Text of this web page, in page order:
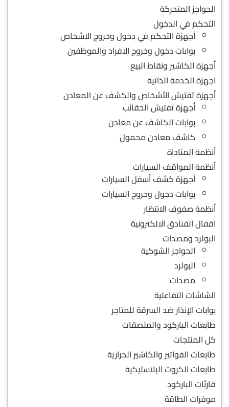
الحواجز المتحركة
التحكم في الدخول
أجهزة التحكم في دخول وخروج الاشخاص
بوابات دخول وخروج الافراد والموظفين
أجهزة الكاشير ونقاط البيع
اجهزة الخدمة الذاتية
أجهزة تفتيش الأشخاص والكشف عن المعادن
أجهزة تفتيش الحقائب
بوابات الكاشف عن معادن
كاشف معادن محمول
أنظمة المناداة
أنظمة المواقف السيارات
أجهزة كشف أسفل السيارات
بوابات دخول وخروج السيارات
أنظمة صفوف الانتظار
اقفال الفنادق الالكترونية
البولرد ومصدات
الحواجز الشوكية
البولرد
مصدات
الشاشات التفاعلية
بوابات الإنذار ضد السرقة للمتاجر
طابعات الباركود والملصقات
كل المنتجات
طابعات الفواتير والكاشير الحرارية
طابعات الكروت البلاستيكية
قارئات الباركود
موفرات الطاقة